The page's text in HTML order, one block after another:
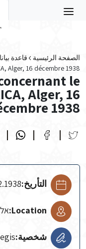
الصفحة الرئيسية قاعدة
Alger, 16 décembre 1938
le
Alger, 16
1938
التأريخ:
Location:
شخصية: